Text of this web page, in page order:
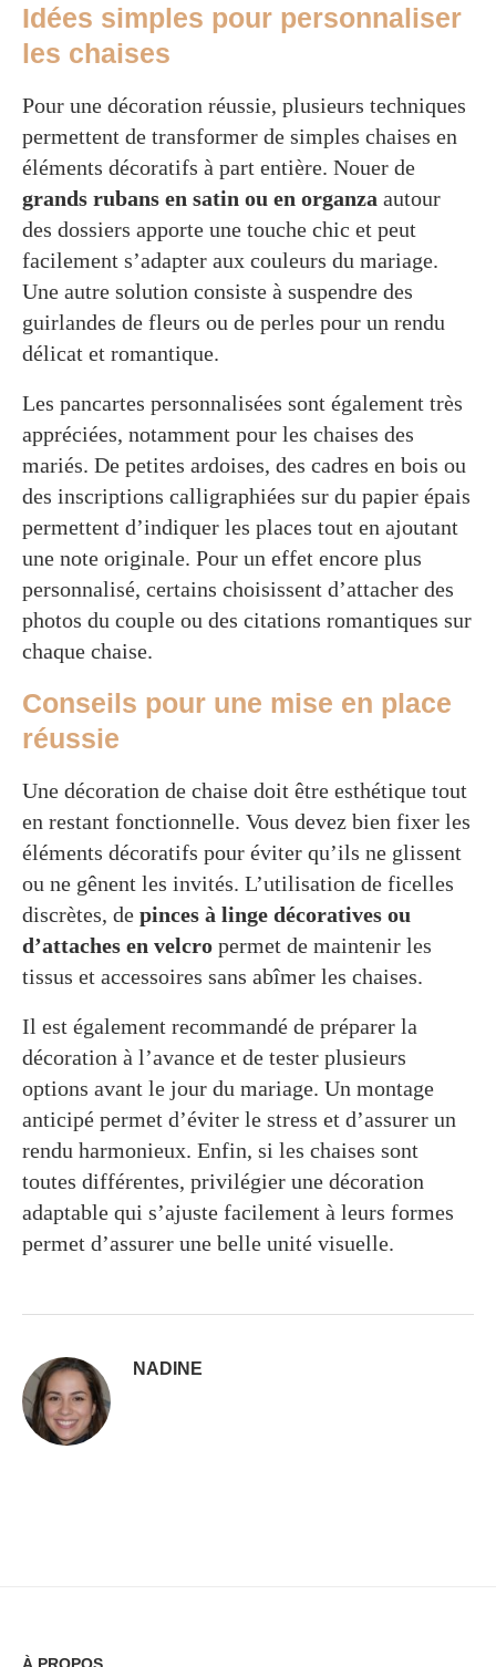
Idées simples pour personnaliser
les chaises
Pour une décoration réussie, plusieurs techniques
permettent de transformer de simples chaises en
éléments décoratifs à part entière. Nouer de
grands rubans en satin ou en organza autour
des dossiers apporte une touche chic et peut
facilement s’adapter aux couleurs du mariage.
Une autre solution consiste à suspendre des
guirlandes de fleurs ou de perles pour un rendu
délicat et romantique.
Les pancartes personnalisées sont également très
appréciées, notamment pour les chaises des
mariés. De petites ardoises, des cadres en bois ou
des inscriptions calligraphiées sur du papier épais
permettent d’indiquer les places tout en ajoutant
une note originale. Pour un effet encore plus
personnalisé, certains choisissent d’attacher des
photos du couple ou des citations romantiques sur
chaque chaise.
Conseils pour une mise en place
réussie
Une décoration de chaise doit être esthétique tout
en restant fonctionnelle. Vous devez bien fixer les
éléments décoratifs pour éviter qu’ils ne glissent
ou ne gênent les invités. L’utilisation de ficelles
discrètes, de pinces à linge décoratives ou
d’attaches en velcro permet de maintenir les
tissus et accessoires sans abîmer les chaises.
Il est également recommandé de préparer la
décoration à l’avance et de tester plusieurs
options avant le jour du mariage. Un montage
anticipé permet d’éviter le stress et d’assurer un
rendu harmonieux. Enfin, si les chaises sont
toutes différentes, privilégier une décoration
adaptable qui s’ajuste facilement à leurs formes
permet d’assurer une belle unité visuelle.
NADINE